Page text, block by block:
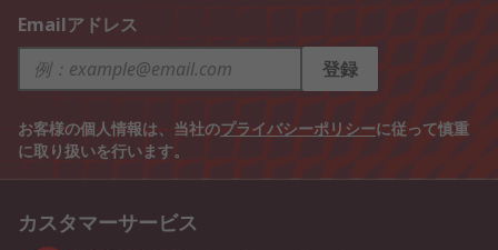
Emailアドレス
登録
お客様の個人情報は、当社のプライバシーポリシーに従って慎重
に取り扱いを行います。
カスタマーサービス